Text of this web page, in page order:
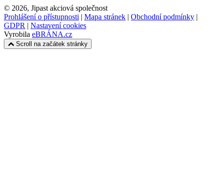
© 2026, Jipast akciová společnost
Prohlášení o přístupnosti | Mapa stránek | Obchodní podmínky |
GDPR | Nastavení cookies
Vyrobila eBRÁNA.cz
Scroll na začátek stránky